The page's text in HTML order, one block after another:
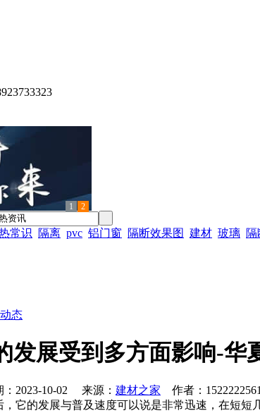
1 2
常识 隔离 pvc 铝门窗 隔断效果图 建材 玻璃
态
发展受到多方面影响-华
：2023-10-02 来源： 建材之家 作者：
它的发展与普及速度可以说是非常迅速，在短